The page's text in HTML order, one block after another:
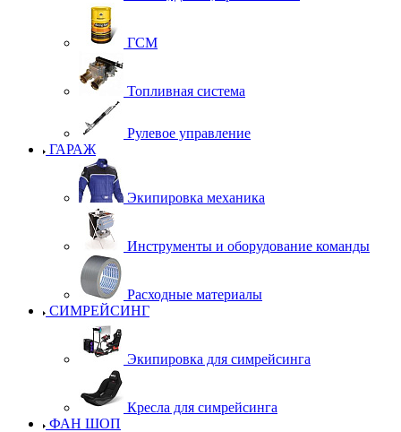
ГСМ
Топливная система
Рулевое управление
ГАРАЖ
Экипировка механика
Инструменты и оборудование команды
Расходные материалы
СИМРЕЙСИНГ
Экипировка для симрейсинга
Кресла для симрейсинга
ФАН ШОП